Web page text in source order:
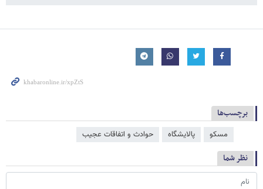
برچسب‌ها
مسکو پالایشگاه حوادث و اتفاقات عجیب
نظر شما